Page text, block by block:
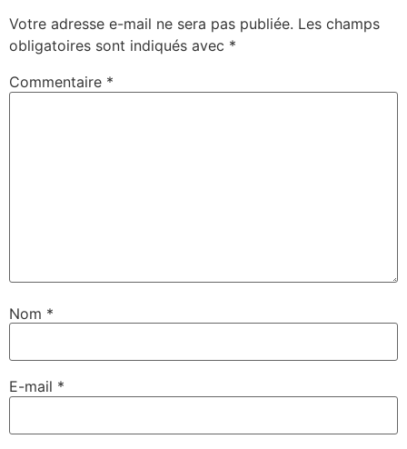
Votre adresse e-mail ne sera pas publiée. Les champs
obligatoires sont indiqués avec *
Commentaire *
Nom *
E-mail *